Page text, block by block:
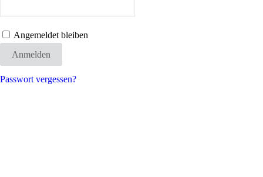
Angemeldet bleiben
Anmelden
Passwort vergessen?